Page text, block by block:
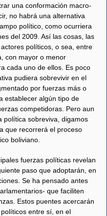
una conformación macro-
no habrá una alternativa
político, como ocurriera
del 2009. Así las cosas, las
políticos, o sea, entre
con mayor o menor
cada uno de ellos. Es poco
pudiera sobrevivir en el
por fuerzas más o
establecer algún tipo de
competidoras. Pero aun
política sobreviva, digamos
que recorrerá el proceso
boliviano.
fuerzas políticas revelan
paso que adoptarán, en
Se ha pensado antes
que faciliten
Estos puentes acercarán
entre sí, en el